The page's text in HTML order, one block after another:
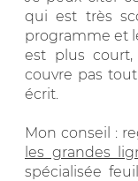
qui est très
programme et
est plus
couvre pas
écrit.
Mon conseil :
les grandes
spécialisée